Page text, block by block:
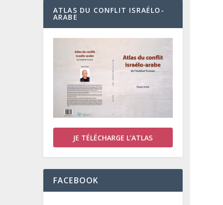
ATLAS DU CONFLIT ISRAÉLO-
ARABE
JE TÉLÉCHARGE L’ATLAS
FACEBOOK